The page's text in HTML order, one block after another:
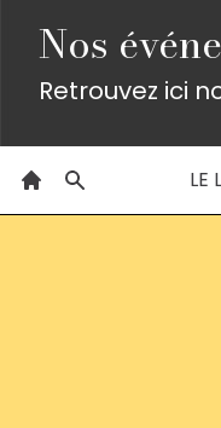
Nos
Retrouvez ici
LE